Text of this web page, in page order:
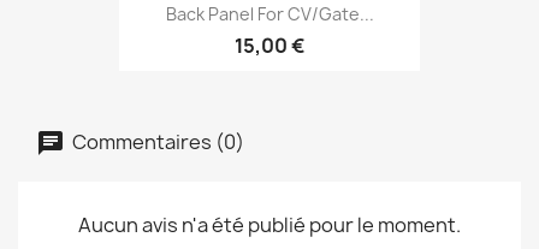
Back Panel For CV/Gate...
15,00 €
Commentaires (0)
Aucun avis n'a été publié pour le moment.